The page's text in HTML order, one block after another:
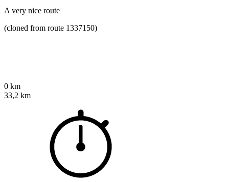
A very nice route
(cloned from route 1337150)
0 km
33,2 km